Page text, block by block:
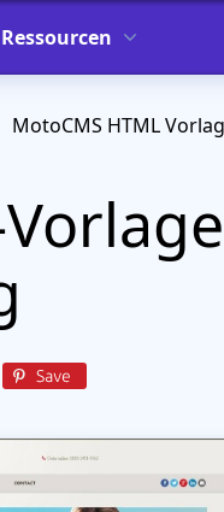
Ressourcen
MotoCMS HTML